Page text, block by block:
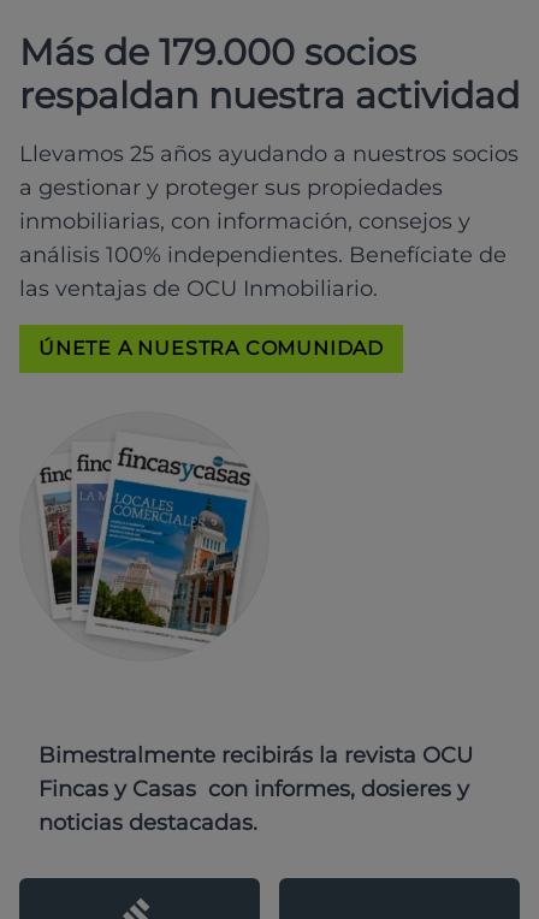
Más de 179.000 socios
respaldan nuestra actividad
Llevamos 25 años ayudando a nuestros socios
a gestionar y proteger sus propiedades
inmobiliarias, con información, consejos y
análisis 100% independientes. Benefíciate de
las ventajas de OCU Inmobiliario.
ÚNETE A NUESTRA COMUNIDAD
Bimestralmente recibirás la revista OCU
Fincas y Casas con informes, dosieres y
noticias destacadas.